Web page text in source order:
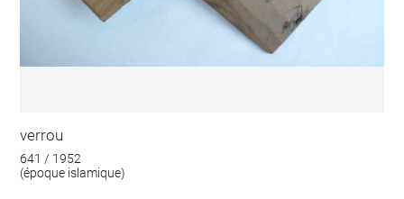
verrou
641 / 1952
(époque islamique)